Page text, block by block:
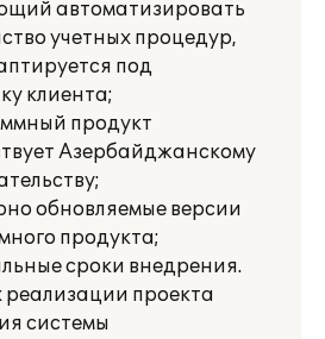
автоматизировать
учетных процедур,
под
клиента;
продукт
Азербайджанскому
обновляемые версии
продукта;
сроки внедрения.
реализации проекта
системы